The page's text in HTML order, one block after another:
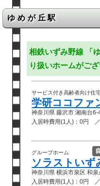
ゆめが丘駅
相鉄いずみ野線 「
り扱いホームがござ
サービス付き高齢者向け住
学研ココファ
神奈川県 藤沢市 湘南台
入居時費用(1人)：0円
グループホーム
ソラストいず
神奈川県 横浜市泉区 和
入居時費用(1人)：0円